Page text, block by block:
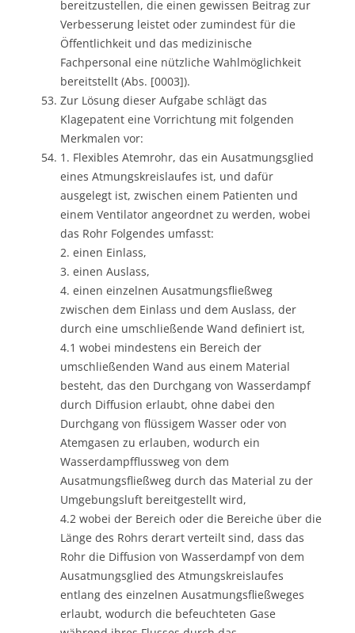
bereitzustellen, die einen gewissen Beitrag zur
Verbesserung leistet oder zumindest für die
Öffentlichkeit und das medizinische
Fachpersonal eine nützliche Wahlmöglichkeit
bereitstellt (Abs. [0003]).
Zur Lösung dieser Aufgabe schlägt das
Klagepatent eine Vorrichtung mit folgenden
Merkmalen vor:
1. Flexibles Atemrohr, das ein Ausatmungsglied
eines Atmungskreislaufes ist, und dafür
ausgelegt ist, zwischen einem Patienten und
einem Ventilator angeordnet zu werden, wobei
das Rohr Folgendes umfasst:
2. einen Einlass,
3. einen Auslass,
4. einen einzelnen Ausatmungsfließweg
zwischen dem Einlass und dem Auslass, der
durch eine umschließende Wand definiert ist,
4.1 wobei mindestens ein Bereich der
umschließenden Wand aus einem Material
besteht, das den Durchgang von Wasserdampf
durch Diffusion erlaubt, ohne dabei den
Durchgang von flüssigem Wasser oder von
Atemgasen zu erlauben, wodurch ein
Wasserdampfflussweg von dem
Ausatmungsfließweg durch das Material zu der
Umgebungsluft bereitgestellt wird,
4.2 wobei der Bereich oder die Bereiche über die
Länge des Rohrs derart verteilt sind, dass das
Rohr die Diffusion von Wasserdampf von dem
Ausatmungsglied des Atmungskreislaufes
entlang des einzelnen Ausatmungsfließweges
erlaubt, wodurch die befeuchteten Gase